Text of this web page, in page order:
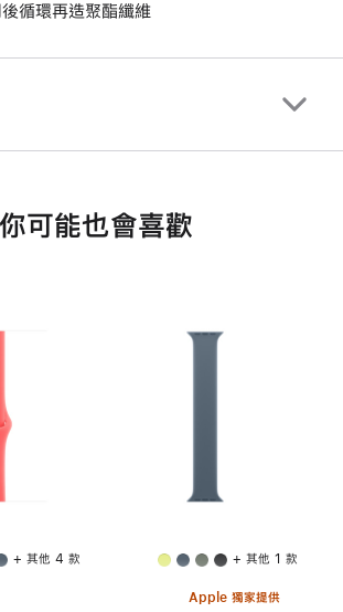
循環再造聚酯纖維
你可能也會喜歡
+ 其他 4 款 + 其他 1 款
Apple 獨家提供